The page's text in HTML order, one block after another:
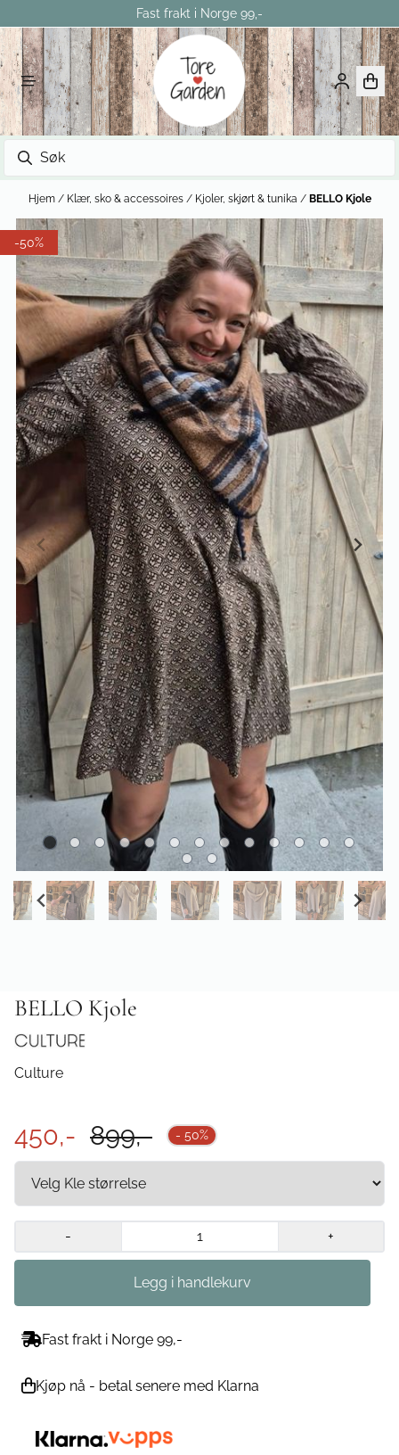
Fast frakt i Norge 99,-
Hjem / Klær, sko & accessoires / Kjoler, skjørt & tunika / BELLO Kjole
-50%
BELLO Kjole
Culture
450,- 899,- - 50%
- +
Fast frakt i Norge 99,-
Kjøp nå - betal senere med Klarna